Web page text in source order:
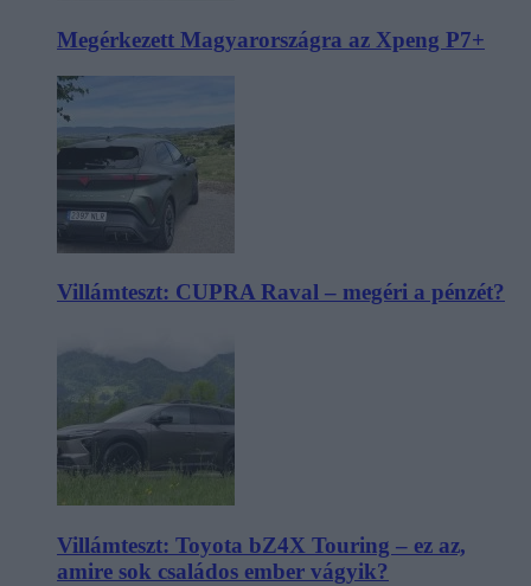
Megérkezett Magyarországra az Xpeng P7+
Villámteszt: CUPRA Raval – megéri a pénzét?
Villámteszt: Toyota bZ4X Touring – ez az,
amire sok családos ember vágyik?